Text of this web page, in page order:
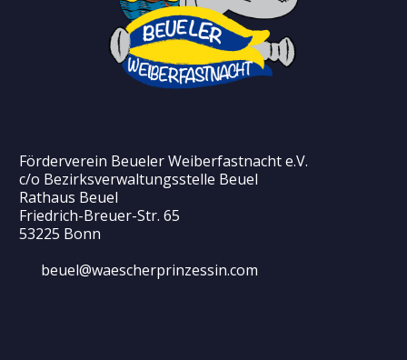
Förderverein Beueler Weiberfastnacht e.V.
c/o Bezirksverwaltungsstelle Beuel
Rathaus Beuel
Friedrich-Breuer-Str. 65
53225 Bonn
beuel@waescherprinzessin.com